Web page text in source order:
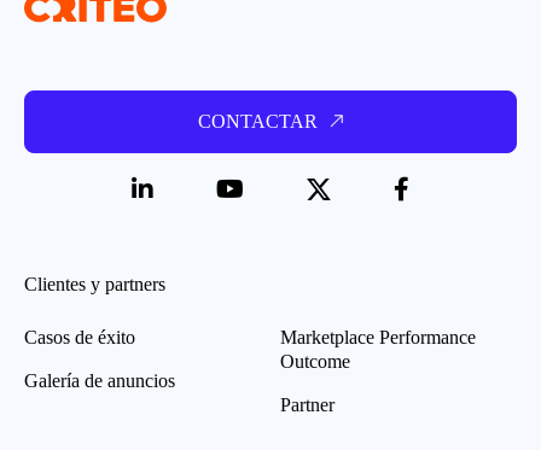
CONTACTAR
Clientes y partners
Casos de éxito
Galería de anuncios
Marketplace Performance
Outcome
Partner